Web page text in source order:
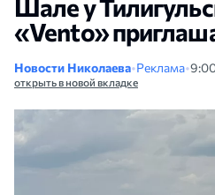
Шале у
«Vento»
Новости Николаева•Реклама•
открыть в новой вкладке